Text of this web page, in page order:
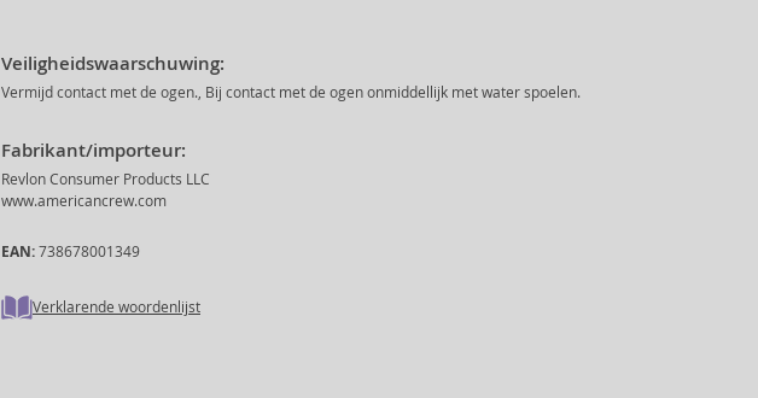
Veiligheidswaarschuwing:
Vermijd contact met de ogen., Bij contact met de ogen onmiddellijk met water spoelen.
Fabrikant/importeur:
Revlon Consumer Products LLC
www.americancrew.com
EAN: 738678001349
Verklarende woordenlijst